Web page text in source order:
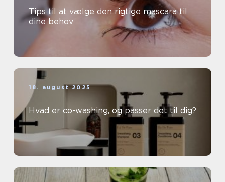
Tips til at vælge den rigtige mascara til
dine behov
18. august 2025
Hvad er co-washing, og passer det til dig?